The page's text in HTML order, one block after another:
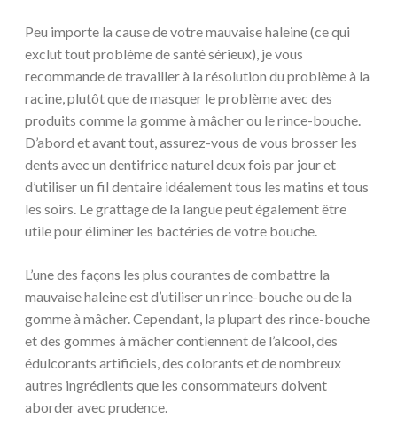
Peu importe la cause de votre mauvaise haleine (ce qui
exclut tout problème de santé sérieux), je vous
recommande de travailler à la résolution du problème à la
racine, plutôt que de masquer le problème avec des
produits comme la gomme à mâcher ou le rince-bouche.
D’abord et avant tout, assurez-vous de vous brosser les
dents avec un dentifrice naturel deux fois par jour et
d’utiliser un fil dentaire idéalement tous les matins et tous
les soirs. Le grattage de la langue peut également être
utile pour éliminer les bactéries de votre bouche.
L’une des façons les plus courantes de combattre la
mauvaise haleine est d’utiliser un rince-bouche ou de la
gomme à mâcher. Cependant, la plupart des rince-bouche
et des gommes à mâcher contiennent de l’alcool, des
édulcorants artificiels, des colorants et de nombreux
autres ingrédients que les consommateurs doivent
aborder avec prudence.